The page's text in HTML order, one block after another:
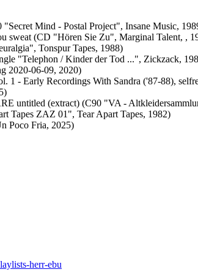
Mind - Postal Project", Insane Music,
(CD "Hören Sie Zu", Marginal Talent, ,
Tonspur Tapes, 1988)
"Telephon / Kinder der Tod ...", Zickzack,
2020-06-09, 2020)
- Early Recordings With Sandra ('87-88),
untitled (extract) (C90 "VA -
Tapes ZAZ 01", Tear Apart Tapes, 1982)
Poco Fria, 2025)
herr-ebu